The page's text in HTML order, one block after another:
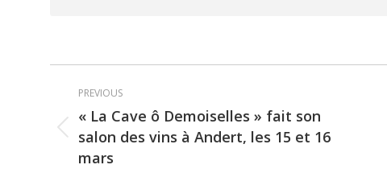
Post
navigation
PREVIOUS
Previous
post:
« La Cave ô Demoiselles » fait son
salon des vins à Andert, les 15 et 16
mars